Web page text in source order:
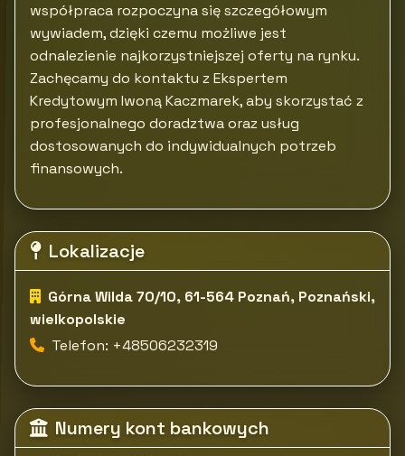
współpraca rozpoczyna się szczegółowym
wywiadem, dzięki czemu możliwe jest
odnalezienie najkorzystniejszej oferty na rynku.
Zachęcamy do kontaktu z Ekspertem
Kredytowym Iwoną Kaczmarek, aby skorzystać z
profesjonalnego doradztwa oraz usług
dostosowanych do indywidualnych potrzeb
finansowych.
Lokalizacje
Górna Wilda 70/10, 61-564 Poznań, Poznański,
wielkopolskie
Telefon: +48506232319
Numery kont bankowych